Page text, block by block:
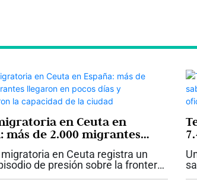
en Ceuta en
más de 2.000 migrantes
en pocos días y
la capacidad de la
en Ceuta registra un
de presión sobre la frontera
después de que, en poco más de
a